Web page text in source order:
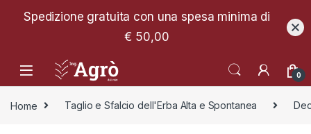
0
Home Taglio e Sfalcio dell'Erba Alta e Spontanea
Spedizione gratuita con una spesa minima di
€ 50,00